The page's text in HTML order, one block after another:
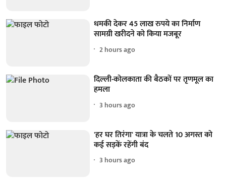
धमकी देकर 45 लाख रुपये का निर्माण
सामग्री खरीदने को किया मजबूर
2 hours ago
दिल्ली-कोलकाता की बैठकों पर तृणमूल का
हमला
3 hours ago
'हर घर तिरंगा' यात्रा के चलते 10 अगस्त को
कई सड़कें रहेंगी बंद
3 hours ago